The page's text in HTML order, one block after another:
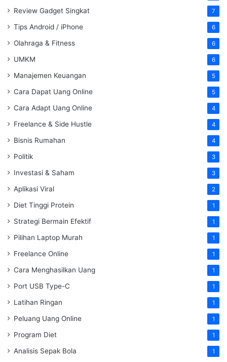
Review Gadget Singkat 7
Tips Android / iPhone 6
Olahraga & Fitness 6
UMKM 6
Manajemen Keuangan 5
Cara Dapat Uang Online 5
Cara Adapt Uang Online 4
Freelance & Side Hustle 4
Bisnis Rumahan 4
Politik 3
Investasi & Saham 3
Aplikasi Viral 2
Diet Tinggi Protein 1
Strategi Bermain Efektif 1
Pilihan Laptop Murah 1
Freelance Online 1
Cara Menghasilkan Uang 1
Port USB Type-C 1
Latihan Ringan 1
Peluang Uang Online 1
Program Diet 1
Analisis Sepak Bola 1